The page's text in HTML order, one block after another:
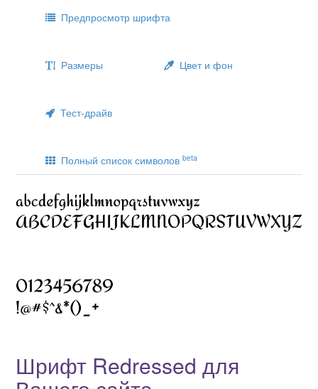
Предпросмотр шрифта
Размеры Цвет и фон
Тест-драйв
Полный список символов beta
Шрифт Redressed для